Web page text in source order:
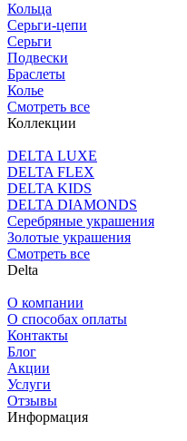
Кольца
Серьги-цепи
Серьги
Подвески
Браслеты
Колье
Смотреть все
Коллекции
DELTA LUXE
DELTA FLEX
DELTA KIDS
DELTA DIAMONDS
Серебряные украшения
Золотые украшения
Смотреть все
Delta
О компании
О способах оплаты
Контакты
Блог
Акции
Услуги
Отзывы
Информация